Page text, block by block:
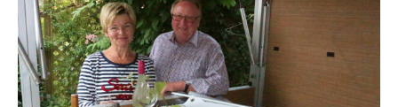
Wirtschaft